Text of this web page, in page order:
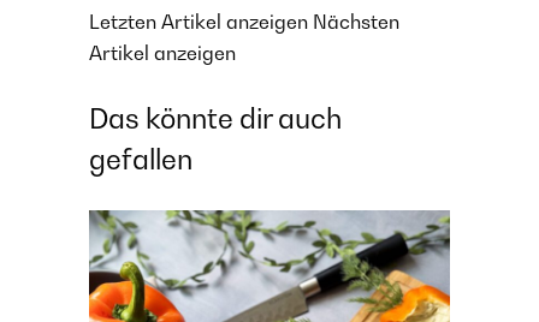
Letzten Artikel anzeigen Nächsten
Artikel anzeigen
Das könnte dir auch
gefallen